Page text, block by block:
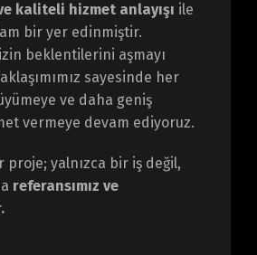
kaliteli hizmet anlayışı ile
bir yer edinmiştir.
beklentilerini aşmayı
sayesinde her
ve daha geniş
vermeye devam ediyoruz.
proje; yalnızca bir iş değil,
referansımız ve